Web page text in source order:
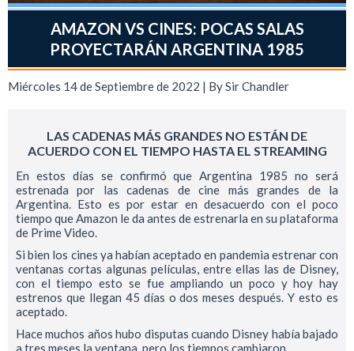
AMAZON VS CINES: POCAS SALAS
PROYECTARÁN ARGENTINA 1985
Miércoles 14 de Septiembre de 2022 | BySir Chandler
LAS CADENAS MÁS GRANDES NO ESTÁN DE
ACUERDO CON EL TIEMPO HASTA EL STREAMING
En estos días se confirmó que Argentina 1985 no será
estrenada por las cadenas de cine más grandes de la
Argentina. Esto es por estar en desacuerdo con el poco
tiempo que Amazon le da antes de estrenarla en su plataforma
de Prime Video.
Si bien los cines ya habían aceptado en pandemia estrenar con
ventanas cortas algunas películas, entre ellas las de Disney,
con el tiempo esto se fue ampliando un poco y hoy hay
estrenos que llegan 45 días o dos meses después. Y esto es
aceptado.
Hace muchos años hubo disputas cuando Disney había bajado
a tres meses la ventana, pero los tiempos cambiaron.